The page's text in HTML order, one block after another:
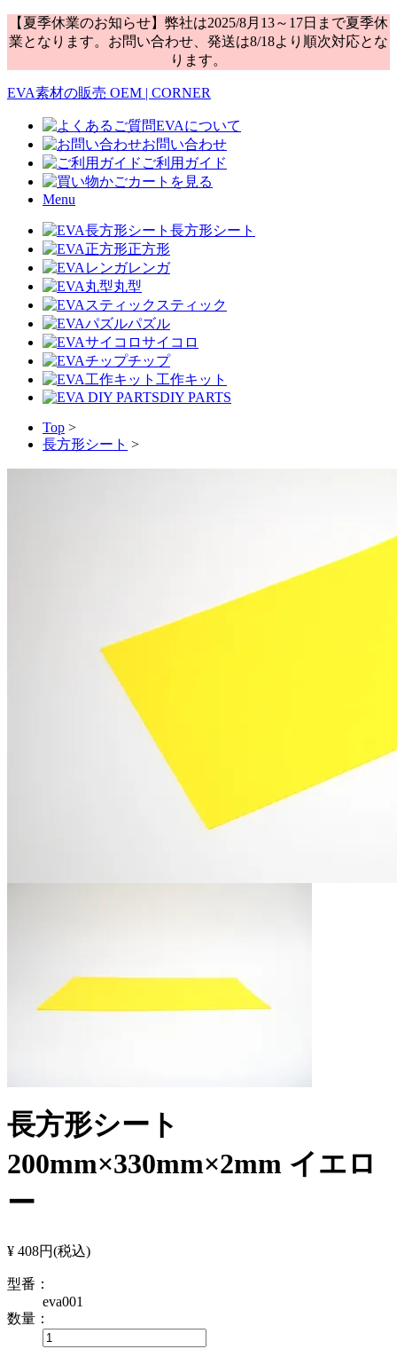
【夏季休業のお知らせ】弊社は2025/8月13～17日まで夏季休
業となります。お問い合わせ、発送は8/18より順次対応とな
ります。
EVA素材の販売 OEM | CORNER
EVAについて
お問い合わせ
ご利用ガイド
カートを見る
Menu
長方形シート
正方形
レンガ
丸型
スティック
パズル
サイコロ
チップ
工作キット
DIY PARTS
Top >
長方形シート >
長方形シート
200mm×330mm×2mm イエロ
ー
¥ 408円(税込)
型番：
eva001
数量：